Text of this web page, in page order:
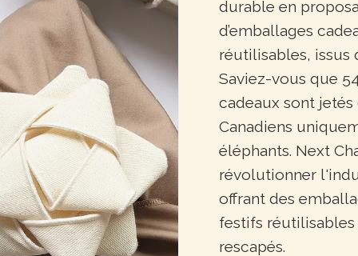
durable en
d’emballages
réutilisables, issus
Saviez-vous que
cadeaux sont jetés
Canadiens
éléphants. Next
révolutionner
offrant des
festifs
rescapés.